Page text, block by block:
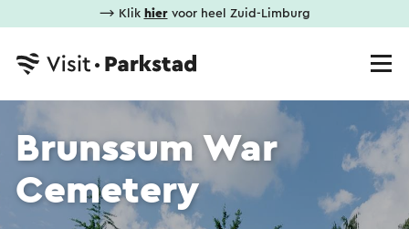
⟶ Klik hiervoor heel Zuid-Limburg
Brunssum War
Cemetery